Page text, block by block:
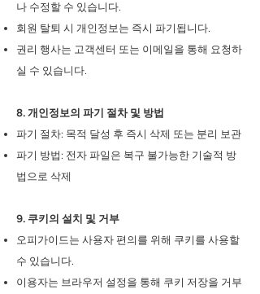
나 수정할 수 있습니다.
회원 탈퇴 시 개인정보는 즉시 파기됩니다.
권리 행사는 고객센터 또는 이메일을 통해 요청하
실 수 있습니다.
8. 개인정보의 파기 절차 및 방법
파기 절차: 목적 달성 후 즉시 삭제 또는 분리 보관
파기 방법: 전자 파일은 복구 불가능한 기술적 방
법으로 삭제
9. 쿠키의 설치 및 거부
오피가이드는 사용자 편의를 위해 쿠키를 사용할
수 있습니다.
이용자는 브라우저 설정을 통해 쿠키 저장을 거부